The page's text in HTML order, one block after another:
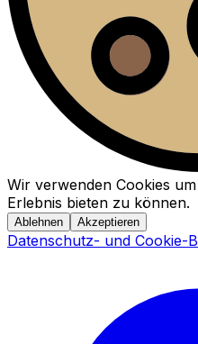
Wir verwenden Cookies
Erlebnis bieten zu können.
Ablehnen Akzeptieren
Datenschutz- und Cookie-